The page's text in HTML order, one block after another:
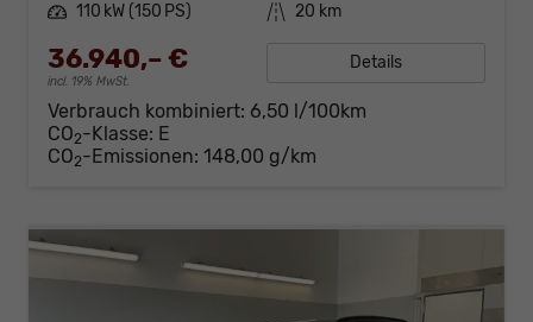
Leistung 110 kW (150 PS) Kilometerstand 20 km
36.940,– €
incl. 19% MwSt.
Details
Verbrauch kombiniert: 6,50 l/100km
CO2-Klasse: E
CO2-Emissionen: 148,00 g/km